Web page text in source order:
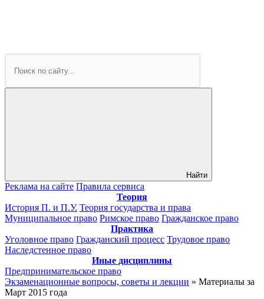
Найти
Реклама на сайте Правила сервиса
Теория
История П. и П.У. Теория государства и права
Муниципальное право Римское право Гражданское право
Практика
Уголовное право Гражданский процесс Трудовое право
Наследстенное право
Иные дисциплины
Предпринимательское право
Экзаменационные вопросы, советы и лекции » Материалы за
Март 2015 года